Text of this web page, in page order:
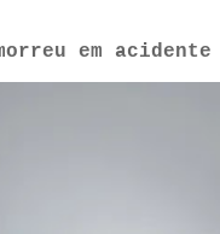
em acidente